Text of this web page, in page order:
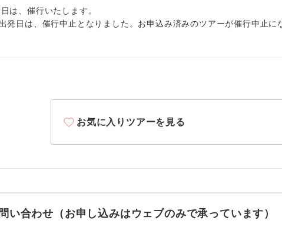
は、催行いたします。
発日は、催行中止となりました。お申込み済みのツアーが催行中止
お気に入りツアーを見る
い合わせ（お申し込みはウェブのみで承っています）
1名様催行
1名様1室同代金 1名様1室利用でも追加料金がかから
ご夫婦限定 ご夫婦限定でご参加いただけるコー
航空会社指定
利用航空会社が指定なので、ご出発
す。